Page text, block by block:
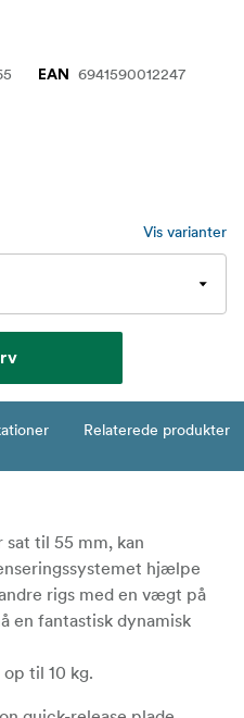
EAN 6941590012247
Vis varianter
Relaterede produkter
til 55 mm, kan
hjælpe
rigs med en vægt på
en fantastisk dynamisk
til 10 kg.